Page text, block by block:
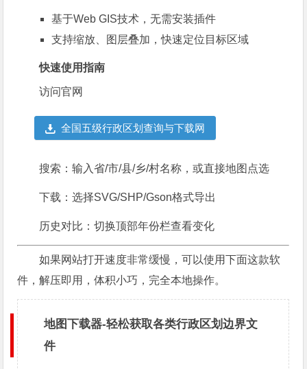
基于Web GIS技术，无需安装插件
支持缩放、图层叠加，快速定位目标区域
快速使用指南
访问官网
全国五级行政区划查询与下载网
搜索：输入省/市/县/乡/村名称，或直接地图点选
下载：选择SVG/SHP/Gson格式导出
历史对比：切换顶部年份栏查看变化
如果网站打开速度非常缓慢，可以使用下面这款软
件，解压即用，体积小巧，完全本地操作。
地图下载器-轻松获取各类行政区划边界文
件